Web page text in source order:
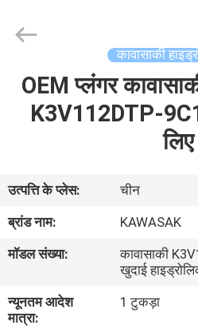
होम
वीडियो
वीआर
हमारे
Machinery
Reserved.
कावासाकी
OEM प्लंगर
K3V112DTP-
लिए
उत्पत्ति के प्लेस:
चीन
ब्रांड नाम:
KAWASAK
मॉडल संख्या:
कावासाकी
खुदाई
न्यूनतम आदेश
मात्रा:
1 टुकड़ा